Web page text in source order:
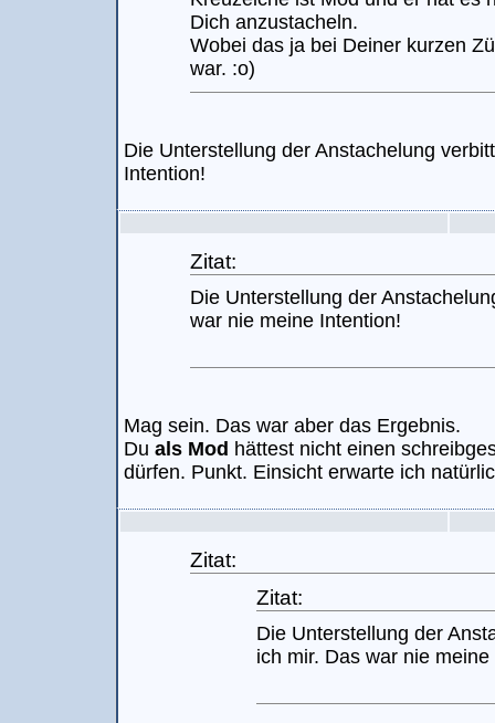
Dich anzustacheln.
Wobei das ja bei Deiner kurzen
war. :o)
Die Unterstellung der Anstachelung
Intention!
Zitat:
Die Unterstellung der
war nie meine Intention!
Mag sein. Das war aber das Ergebnis.
Du als Mod hättest nicht einen
dürfen. Punkt. Einsicht erwarte ich
Zitat:
Zitat:
Die Unterstellung der
ich mir. Das war nie